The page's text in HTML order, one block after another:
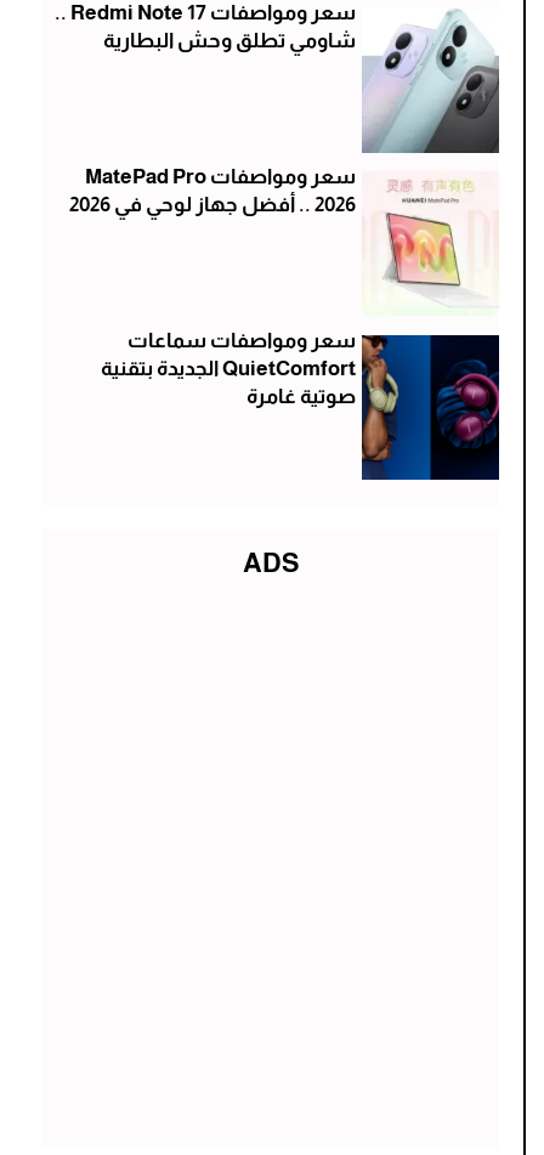
سعر ومواصفات Redmi Note 17 ..
شاومي تطلق وحش البطارية
سعر ومواصفات MatePad Pro
2026 .. أفضل جهاز لوحي في 2026
سعر ومواصفات سماعات
QuietComfort الجديدة بتقنية
صوتية غامرة
ADS